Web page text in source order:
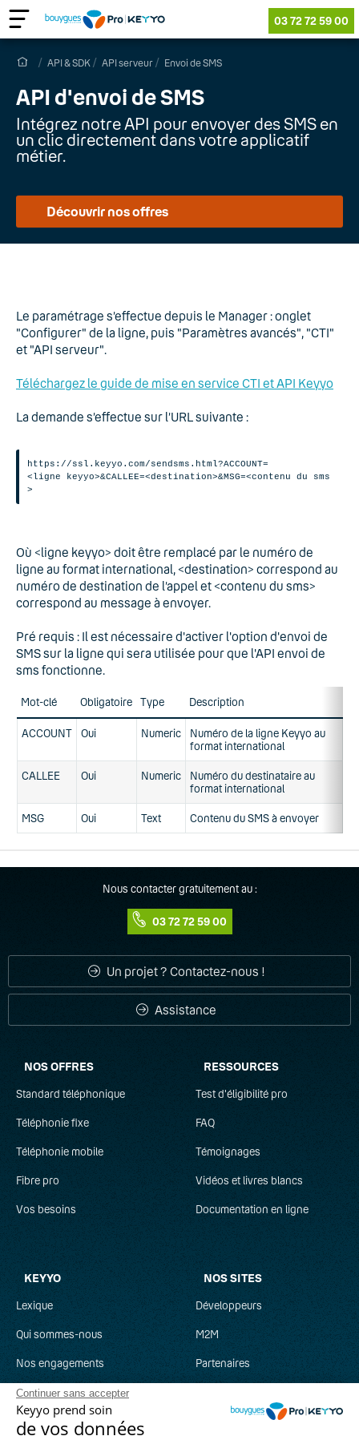
Continuer sans accepter
Keyyo prend soin
de vos données
03 72 72 59 00
API & SDK API serveur Envoi de SMS
API d'envoi de SMS
Intégrez notre API pour envoyer des SMS en
un clic directement dans votre applicatif
métier.
Découvrir nos offres
Le paramétrage s’effectue depuis le Manager : onglet
"Configurer" de la ligne, puis "Paramètres avancés", "CTI"
et "API serveur".
Téléchargez le guide de mise en service CTI et API Keyyo
La demande s’effectue sur l’URL suivante :
https://ssl.keyyo.com/sendsms.html?ACCOUNT=
<ligne keyyo>&CALLEE=<destination>&MSG=<contenu du sms
>
Où <ligne keyyo> doit être remplacé par le numéro de
ligne au format international, <destination> correspond au
numéro de destination de l’appel et <contenu du sms>
correspond au message à envoyer.
Pré requis : Il est nécessaire d'activer l'option d'envoi de
SMS sur la ligne qui sera utilisée pour que l'API envoi de
sms fonctionne.
Mot-clé Obligatoire Type Description
ACCOUNT Oui Numeric
Numéro de la ligne Keyyo au
format international
CALLEE Oui Numeric
Numéro du destinataire au
format international
MSG Oui Text Contenu du SMS à envoyer
Nous contacter gratuitement au :
03 72 72 59 00
Un projet ? Contactez-nous !
Assistance
NOS OFFRES
Standard téléphonique
Téléphonie fixe
Téléphonie mobile
Fibre pro
Vos besoins
RESSOURCES
Test d'éligibilité pro
FAQ
Témoignages
Vidéos et livres blancs
Documentation en ligne
KEYYO
Lexique
Qui sommes-nous
Nos engagements
Recrutement
Parrainage
NOS SITES
Développeurs
M2M
Partenaires